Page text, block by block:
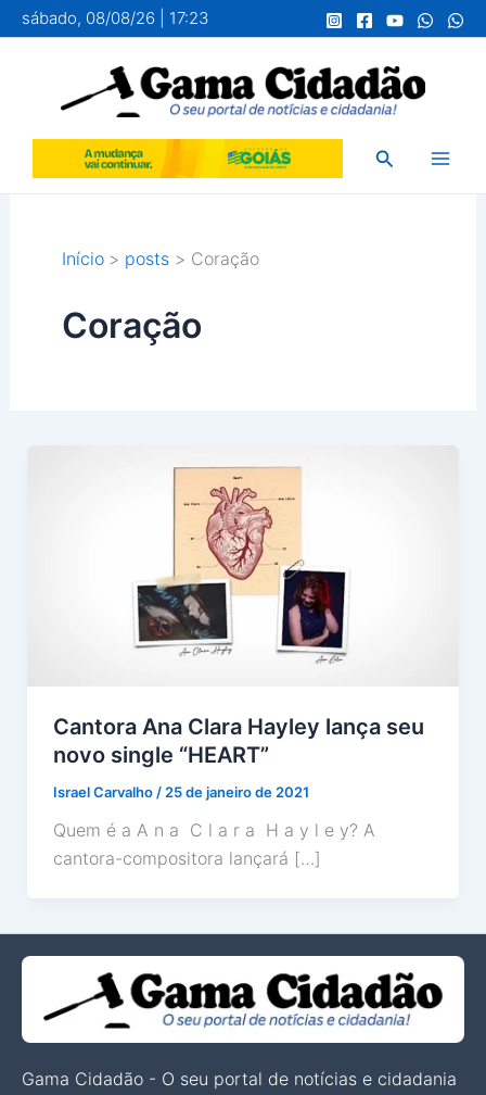
para
conteúdo
sábado, 08/08/26 | 17:23
Pesquisar
Início posts Coração
Coração
Cantora Ana Clara Hayley lança seu
novo single “HEART”
Israel Carvalho / 25 de janeiro de 2021
Quem é a A n a C l a r a H a y l e y? A
cantora-compositora lançará […]
Gama Cidadão - O seu portal de notícias e cidadania